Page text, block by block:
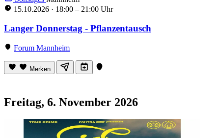
15.10.2026 · 18:00 – 21:00 Uhr
Langer Donnerstag - Pflanzentausch
Forum Mannheim
Merken
Freitag, 6. November 2026